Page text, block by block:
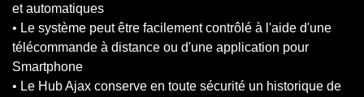
et automatiques
• Le système peut être facilement contrôlé à l'aide d'une
télécommande à distance ou d'une application pour
Smartphone
• Le Hub Ajax conserve en toute sécurité un historique de